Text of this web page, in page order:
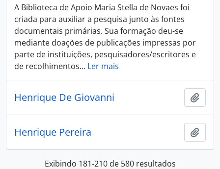
A Biblioteca de Apoio Maria Stella de Novaes foi
criada para auxiliar a pesquisa junto às fontes
documentais primárias. Sua formação deu-se
mediante doações de publicações impressas por
parte de instituições, pesquisadores/escritores e
de recolhimentos… Ler mais
Henrique De Giovanni
Henrique Pereira
Exibindo 181-210 de 580 resultados